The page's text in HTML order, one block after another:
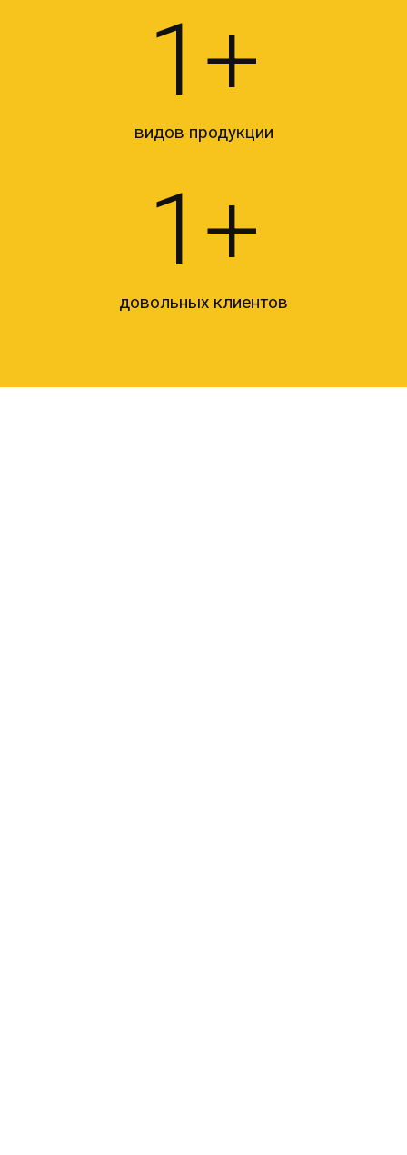
видов продукции
1 +
довольных клиентов
1 +